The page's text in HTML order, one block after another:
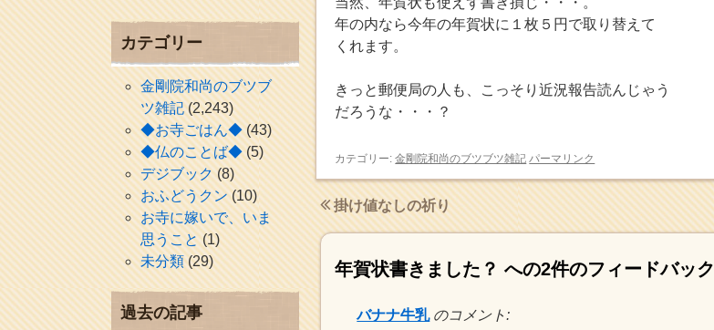
年の内なら今年の年賀状に１枚５円で取り替えて
くれます。
きっと郵便局の人も、こっそり近況報告読んじゃう
だろうな・・・？
カテゴリー:金剛院和尚のブツブツ雑記 パーマリンク
掛け値なしの祈り
年賀状書きました？ への2件のフィードバック
バナナ牛乳 のコメント:
カテゴリー
金剛院和尚のブツブ
ツ雑記(2,243)
◆お寺ごはん◆(43)
◆仏のことば◆(5)
デジブック(8)
おふどうクン(10)
お寺に嫁いで、いま
思うこと(1)
未分類(29)
過去の記事